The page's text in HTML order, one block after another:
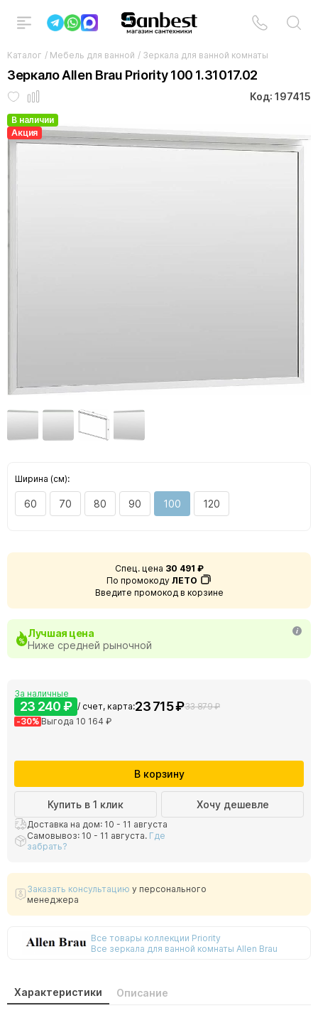
Каталог / Мебель для ванной / Зеркала для ванной комнаты
Зеркало Allen Brau Priority 100 1.31017.02
Код: 197415
В наличии
Акция
Ширина (см):
60 70 80 90 100 120
Спец. цена 30 491 ₽
По промокоду ЛЕТО
Введите промокод в корзине
Лучшая цена
Ниже средней рыночной
За наличные
23 240 ₽ / счет, карта:23 715 ₽33 879 ₽
-30% Выгода 10 164 ₽
В корзину
Купить в 1 клик Хочу дешевле
Доставка на дом: 10 - 11 августа
Самовывоз: 10 - 11 августа. Где
забрать?
Заказать консультацию у персонального
менеджера
Все товары коллекции Priority
Все зеркала для ванной комнаты Allen Brau
Характеристики Описание